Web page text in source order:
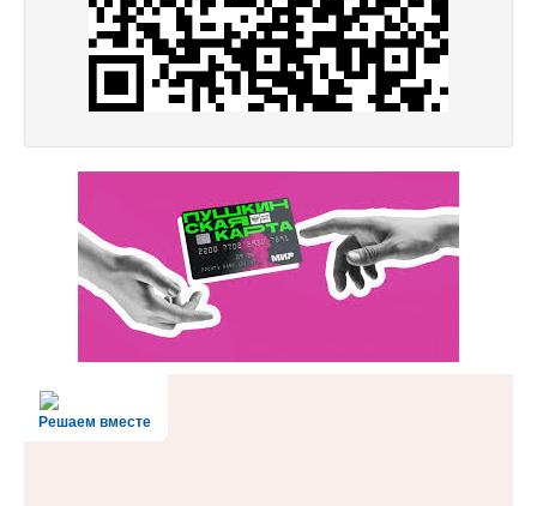
Решаем вместе